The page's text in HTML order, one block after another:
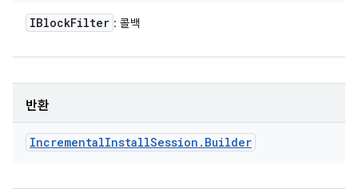
IBlockFilter : 콜백
반환
IncrementalInstallSession . Builder